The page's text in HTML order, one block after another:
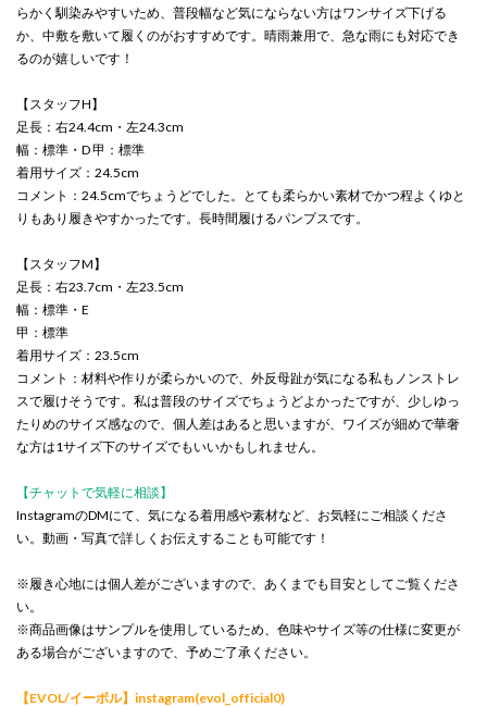
らかく馴染みやすいため、普段幅など気にならない方はワンサイズ下げる
か、中敷を敷いて履くのがおすすめです。晴雨兼用で、急な雨にも対応でき
るのが嬉しいです！
【スタッフH】
足長：右24.4cm・左24.3cm
幅：標準・D 甲：標準
着用サイズ：24.5cm
コメント：24.5cmでちょうどでした。とても柔らかい素材でかつ程よくゆと
りもあり履きやすかったです。長時間履けるパンプスです。
【スタッフM】
足長：右23.7cm・左23.5cm
幅：標準・E
甲：標準
着用サイズ：23.5cm
コメント：材料や作りが柔らかいので、外反母趾が気になる私もノンストレ
スで履けそうです。私は普段のサイズでちょうどよかったですが、少しゆっ
たりめのサイズ感なので、個人差はあると思いますが、ワイズが細めで華奢
な方は1サイズ下のサイズでもいいかもしれません。
【チャットで気軽に相談】
InstagramのDMにて、気になる着用感や素材など、お気軽にご相談くださ
い。動画・写真で詳しくお伝えすることも可能です！
※履き心地には個人差がございますので、あくまでも目安としてご覧くださ
い。
※商品画像はサンプルを使用しているため、色味やサイズ等の仕様に変更が
ある場合がございますので、予めご了承ください。
【EVOL/イーボル】instagram(evol_official0)